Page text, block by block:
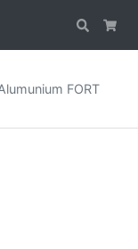
Search
FORT